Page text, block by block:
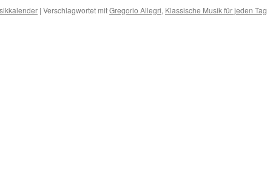
| Verschlagwortet mitGregorio Allegri, Klassische Musik für jeden Tag